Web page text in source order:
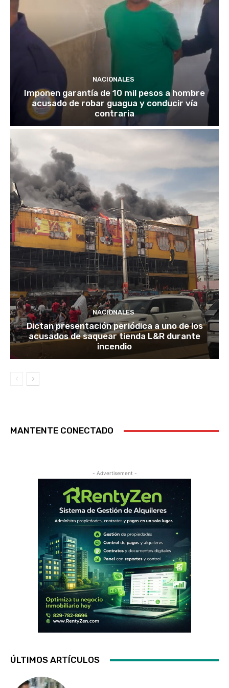
NACIONALES
Imponen garantía de 10 mil pesos a hombre
acusado de robar guagua y conducir vía
contraria
NACIONALES
Dictan presentación periódica a uno de los
acusados de saquear tienda L&R durante
incendio
MANTENTE CONECTADO
- Advertisement -
ÚLTIMOS ARTÍCULOS